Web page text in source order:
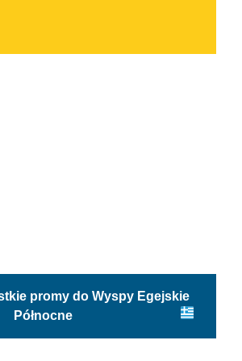
promy do Wyspy Egejskie
Północne